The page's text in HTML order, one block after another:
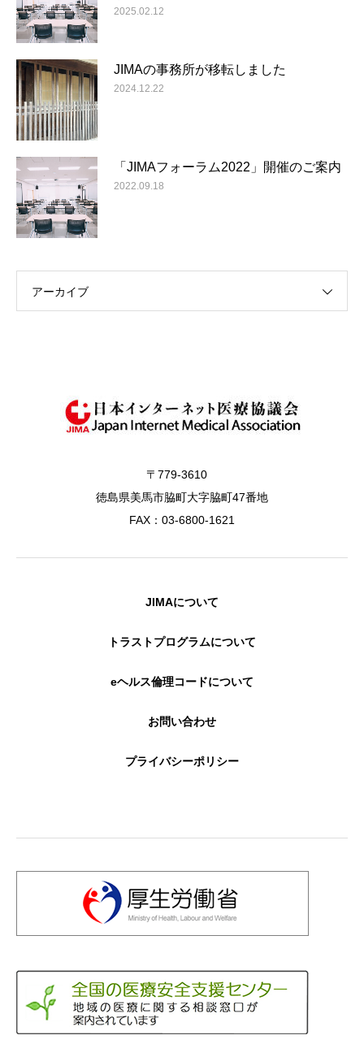
2025.02.12
JIMAの事務所が移転しました
2024.12.22
「JIMAフォーラム2022」開催のご案内
2022.09.18
アーカイブ
〒779-3610
徳島県美馬市脇町大字脇町47番地
FAX：03-6800-1621
JIMAについて
トラストプログラムについて
eヘルス倫理コードについて
お問い合わせ
プライバシーポリシー